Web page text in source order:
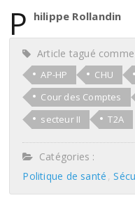
P hilippe Rollandin
Article tagué comme
AP-HP CHU
Cour des Comptes
secteur II
T2A
Catégories :
Politique de santé